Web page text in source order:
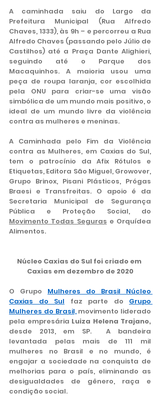
A caminhada saiu do Largo da
Prefeitura Municipal (Rua Alfredo
Chaves, 1333), às 9h – e percorreu a Rua
Alfredo Chaves (passando pelo Júlio de
Castilhos) até a Praça Dante Alighieri,
seguindo até o Parque dos
Macaquinhos. A maioria usou uma
peça de roupa laranja, cor escolhida
pela ONU para criar-se uma visão
simbólica de um mundo mais positivo, o
ideal de um mundo livre da violência
contra as mulheres e meninas.
A Caminhada pelo Fim da Violência
contra as Mulheres, em Caxias do Sul,
tem o patrocínio da Afix Rótulos e
Etiquetas, Editora São Miguel, Growover,
Grupo Brinox, Pisani Plásticos, Prógas
Braesi e Transfreitas. O apoio é da
Secretaria Municipal de Segurança
Movimento Todas Seguras e Orquídea
Alimentos.
Núcleo Caxias do Sul foi criado em
Caxias em dezembro de 2020
O Grupo Mulheres do Brasil Núcleo
Caxias do Sul faz parte do Grupo
Mulheres do Brasil, movimento liderado
pela empresária Luiza Helena Trajano,
desde 2013, em SP.
A bandeira
levantada pelas mais de 111 mil
mulheres no Brasil e no mundo, é
engajar a sociedade na conquista de
melhorias para o país, eliminando as
desigualdades de gênero, raça e
condição social.